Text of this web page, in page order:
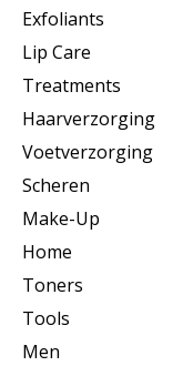
Exfoliants
Lip Care
Treatments
Haarverzorging
Voetverzorging
Scheren
Make-Up
Home
Toners
Tools
Men